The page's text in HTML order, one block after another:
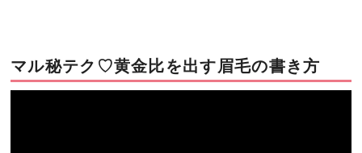
マル秘テク♡黄金比を出す眉毛の書き方